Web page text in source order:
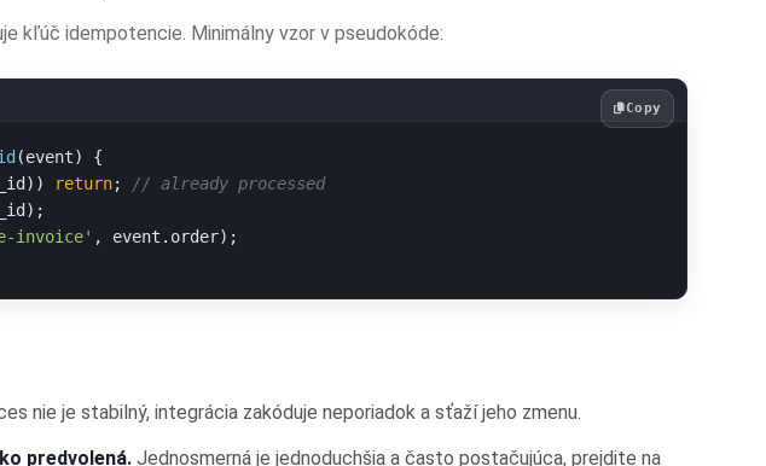
kľúč idempotencie. Minimálny vzor v pseudokóde:
(event) {
)) return;
// already processed
);
invoice' , event. order);
Copy
nie je stabilný, integrácia zakóduje neporiadok a sťaží jeho zmenu.
predvolená. Jednosmerná je jednoduchšia a často postačujúca, prejdite na